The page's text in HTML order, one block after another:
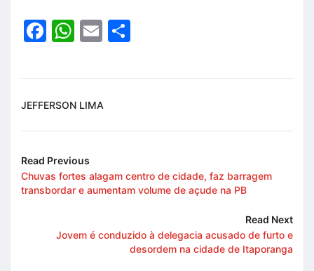
Facebook
WhatsApp
Email
JEFFERSON LIMA
Read Previous
Chuvas fortes alagam centro de cidade, faz barragem
transbordar e aumentam volume de açude na PB
Read Next
Jovem é conduzido à delegacia acusado de furto e
desordem na cidade de Itaporanga